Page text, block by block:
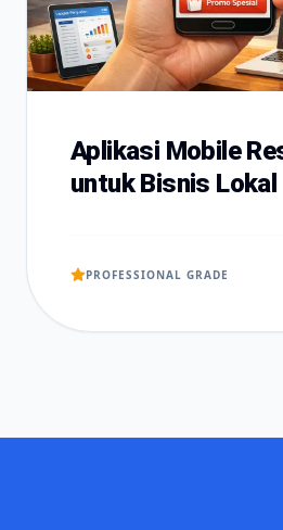
Aplikasi Mobile
untuk Bisnis Lokal
PROFESSIONAL GRADE